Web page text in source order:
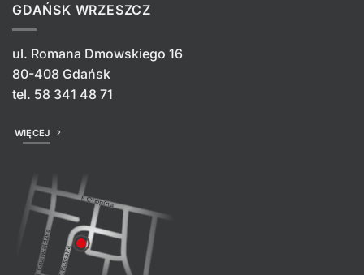
GDAŃSK WRZESZCZ
ul. Romana Dmowskiego 16
80-408 Gdańsk
tel. 58 341 48 71
WIĘCEJ